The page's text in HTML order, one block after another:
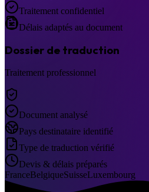
Traitement confidentiel
Délais adaptés au document
Dossier de traduction
Traitement professionnel
Document analysé
Pays destinataire identifié
Type de traduction vérifié
Devis & délais préparés
FranceBelgiqueSuisseLuxembourg